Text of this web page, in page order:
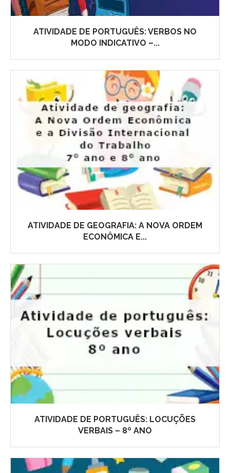
ATIVIDADE DE PORTUGUÊS: VERBOS NO
MODO INDICATIVO –...
ATIVIDADE DE GEOGRAFIA: A NOVA ORDEM
ECONÔMICA E...
ATIVIDADE DE PORTUGUÊS: LOCUÇÕES
VERBAIS – 8º ANO